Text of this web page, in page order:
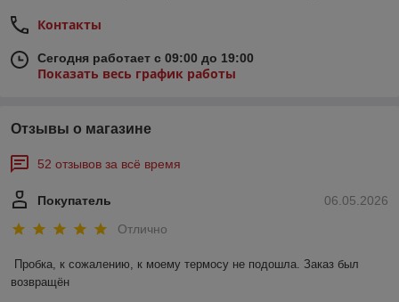
Контакты
Сегодня работает с 09:00 до 19:00
Показать весь график работы
Отзывы о магазине
52 отзывов за всё время
06.05.2026
Покупатель
Отлично
Пробка, к сожалению, к моему термосу не подошла. Заказ был
возвращён